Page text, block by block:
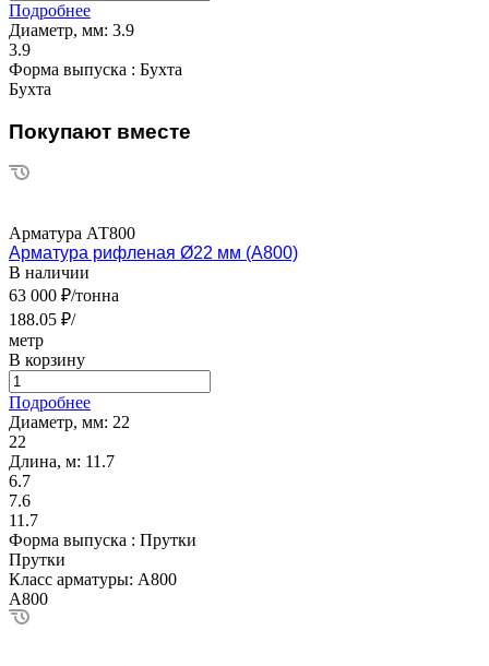
Подробнее
Диаметр, мм: 3.9
3.9
Форма выпуска : Бухта
Бухта
Покупают вместе
Арматура АТ800
Арматура рифленая Ø22 мм (А800)
В наличии
63 000 ₽/тонна
188.05 ₽/
метр
В корзину
Подробнее
Диаметр, мм: 22
22
Длина, м: 11.7
6.7
7.6
11.7
Форма выпуска : Прутки
Прутки
Класс арматуры: А800
А800